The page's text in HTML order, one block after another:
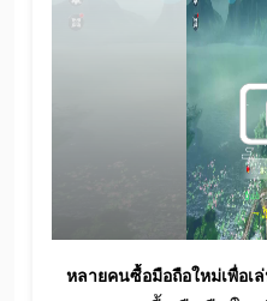
หลายคนซื้อมือถือใหม่เพื่อเ